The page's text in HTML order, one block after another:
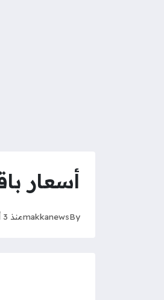
أسعار
By
makkanewsمنذ 3 أعوام